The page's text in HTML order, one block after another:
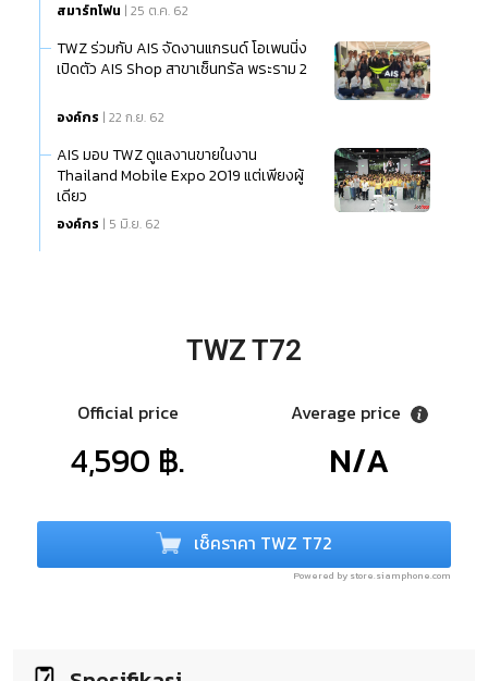
สมาร์ทโฟน | 25 ต.ค. 62
TWZ ร่วมกับ AIS จัดงานแกรนด์ โอเพนนิ่ง
เปิดตัว AIS Shop สาขาเซ็นทรัล พระราม 2
องค์กร | 22 ก.ย. 62
AIS มอบ TWZ ดูแลงานขายในงาน
Thailand Mobile Expo 2019 แต่เพียงผู้
เดียว
องค์กร | 5 มิ.ย. 62
TWZ T72
Official price
4,590 ฿.
Average price
N/A
เช็คราคา TWZ T72
Powered by store.siamphone.com